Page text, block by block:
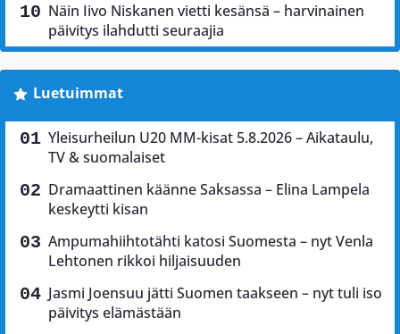
Näin Iivo Niskanen vietti kesänsä – harvinainen
päivitys ilahdutti seuraajia
Luetuimmat
Yleisurheilun U20 MM-kisat 5.8.2026 – Aikataulu,
TV & suomalaiset
Dramaattinen käänne Saksassa – Elina Lampela
keskeytti kisan
Ampumahiihtotähti katosi Suomesta – nyt Venla
Lehtonen rikkoi hiljaisuuden
Jasmi Joensuu jätti Suomen taakseen – nyt tuli iso
päivitys elämästään